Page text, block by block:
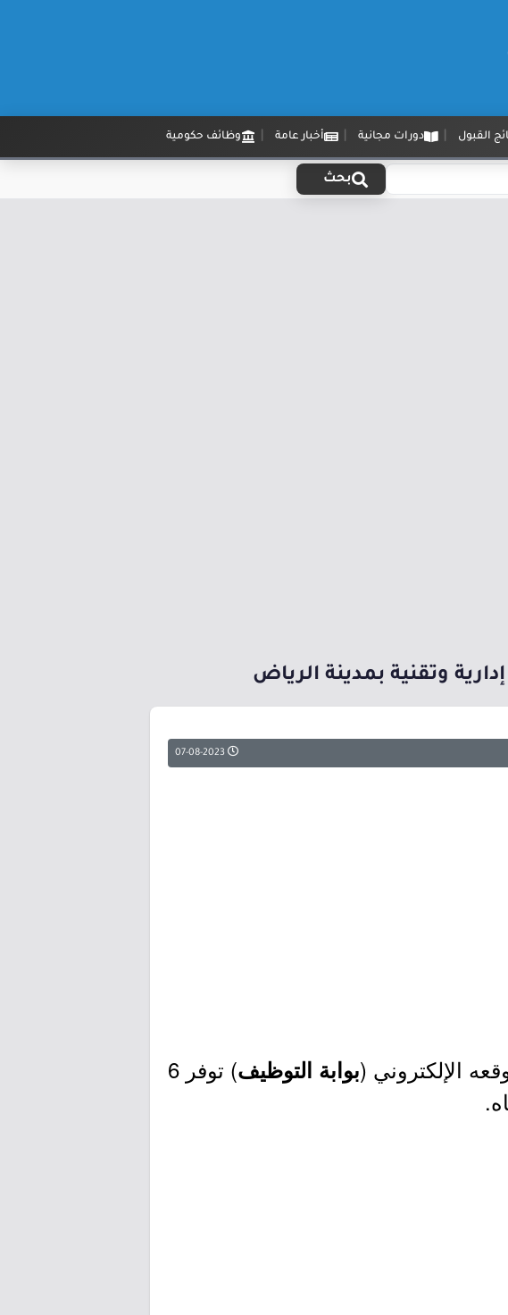
القبول دورات مجانية أخبار عامة وظائف حكومية
بحث
الإلكتروني (بوابة التوظيف
) توفر 6